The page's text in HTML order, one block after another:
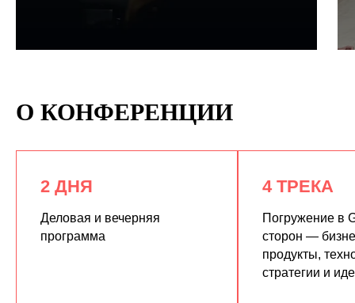
О КОНФЕРЕНЦИИ
2 ДНЯ
Деловая и вечерняя
программа
4 ТРЕКА
Погружение в
сторон —
продукты,
стратегии и